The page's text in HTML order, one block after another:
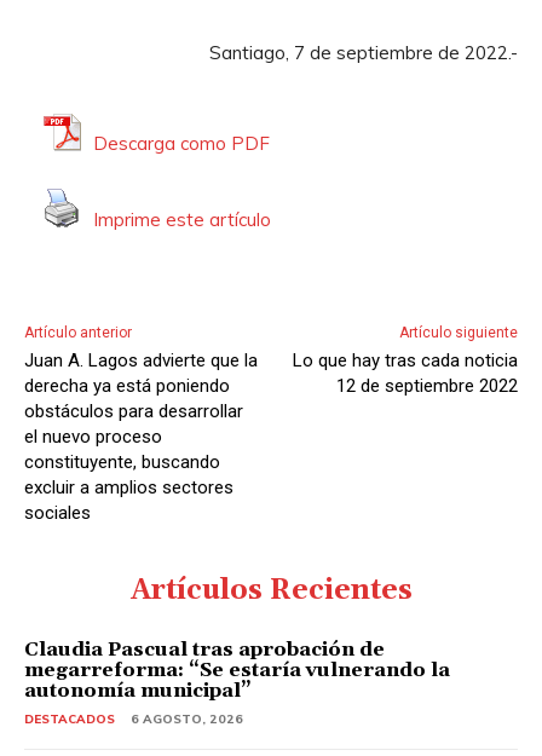
Santiago, 7 de septiembre de 2022.-
Descarga como PDF
Imprime este artículo
Artículo anterior
Juan A. Lagos advierte que la
derecha ya está poniendo
obstáculos para desarrollar
el nuevo proceso
constituyente, buscando
excluir a amplios sectores
sociales
Artículo siguiente
Lo que hay tras cada noticia
12 de septiembre 2022
Artículos Recientes
Claudia Pascual tras aprobación de
megarreforma: “Se estaría vulnerando la
autonomía municipal”
DESTACADOS 6 AGOSTO, 2026